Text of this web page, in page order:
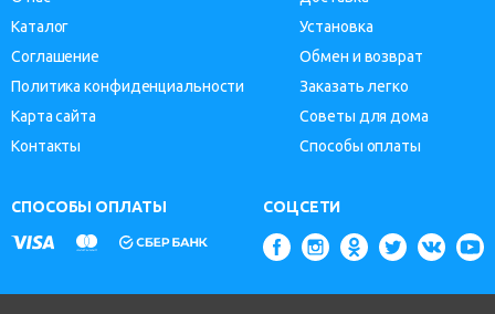
Каталог
Соглашение
Политика конфиденциальности
Карта сайта
Контакты
Установка
Обмен и возврат
Заказать легко
Советы для дома
Способы оплаты
СПОСОБЫ ОПЛАТЫ СОЦСЕТИ